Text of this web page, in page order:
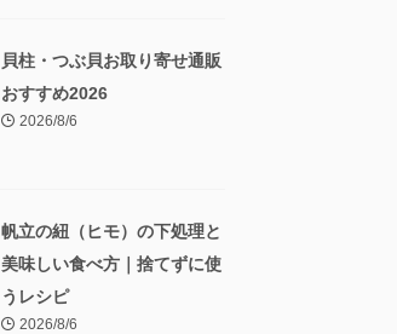
貝柱・つぶ貝お取り寄せ通販
おすすめ2026
2026/8/6
帆立の紐（ヒモ）の下処理と
美味しい食べ方｜捨てずに使
うレシピ
2026/8/6